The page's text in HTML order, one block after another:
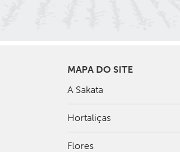
MAPA DO SITE
A Sakata
Hortaliças
Flores